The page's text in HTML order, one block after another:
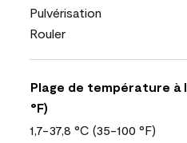
Pulvérisation
Rouler
Plage de température à
°F)
1,7-37,8 °C (35-100 °F)